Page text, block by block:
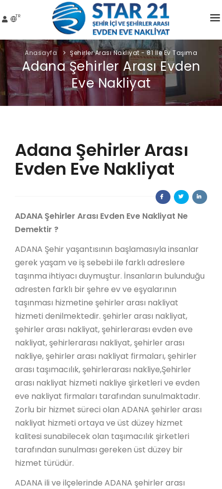
TR
STAR21 NAKLIYAT
HIZMETLER
HIZMET BÖLGELERI
FIYATLAR
GALER
S.S.S.
Anasayfa Şehirler Arası Nakliyat - 81 İle Ev Taşıma
Adana Şehirler Arası Evden
Eve Nakliyat
Adana Şehirler Arası
Evden Eve Nakliyat
ADANA Şehirler Arası Evden Eve Nakliyat Ne
Demektir ?
ADANA Şehir yaşantısının başlamasıyla insanlar
gerek yaşam ve iş sebebi ile farklı adreslere
taşınma ihtiyacı duymuştur. İnsanların bulunduğu
adresten farklı bir şehre ev ve eşyalarının
taşınması hizmetine şehirler arası nakliyat
hizmeti denilmektedir. şehirler arası nakliyat,
şehirler arası nakliyat, şehirlerarası evden eve
nakliyat, şehirlerarası nakliyat, şehirler arası
nakliye, şehirler arası nakliyat firmaları, şehirler
arası taşımacılık, şehirlerarası nakliye,Şehirler
arası nakliyat hizmeti nakliye şirketleri ve evden
eve nakliyat firmaları tarafından sunulmaktadır.
Zorlu bir hizmet süreci olan ADANA şehirler arası
nakliyat hizmeti ortaya ve üst düzey hizmet
kalitesi sunabilecek olan taşımacılık şirketleri
tarafından sunulması gereken üst düzey bir
hizmet türüdür.
ADANA ili ve ilçelerinde ADANA şehirler arası